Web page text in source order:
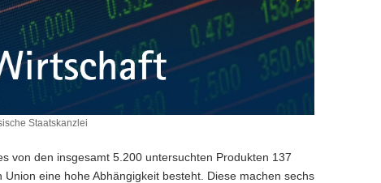
Staatskanzlei
von den insgesamt 5.200 untersuchten Produkten 137
eine hohe Abhängigkeit besteht. Diese machen sechs